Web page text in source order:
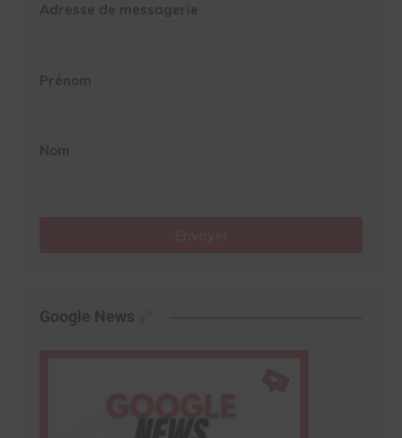
Adresse de messagerie
Prénom
Nom
Google News